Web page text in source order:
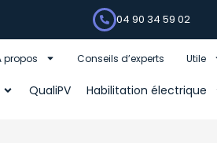
04 90 34 59 02
propos Conseils d’experts Utile
QualiPV Habilitation électrique